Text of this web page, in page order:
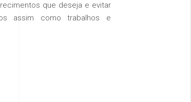
que deseja e evitar
assim como trabalhos e